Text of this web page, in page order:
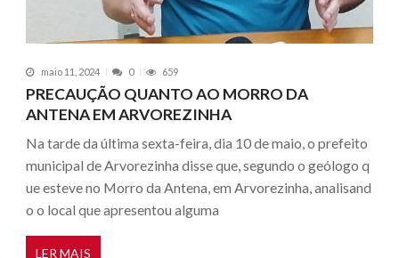
maio 11, 2024 0 659
PRECAUÇÃO QUANTO AO MORRO DA
ANTENA EM ARVOREZINHA
Na tarde da última sexta-feira, dia 10 de maio, o prefeito
municipal de Arvorezinha disse que, segundo o geólogo q
ue esteve no Morro da Antena, em Arvorezinha, analisand
o o local que apresentou alguma
LER MAIS